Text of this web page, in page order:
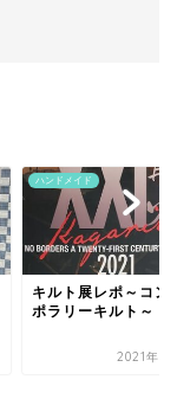
ハンドメイド
キルト展レポ～コン
ポラリーキルト～
2021年12